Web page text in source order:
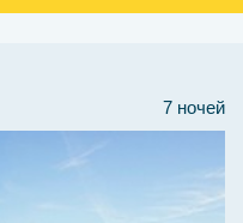
7 ночей